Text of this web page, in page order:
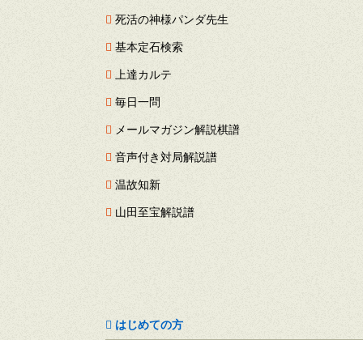
死活の神様パンダ先生
基本定石検索
上達カルテ
毎日一問
メールマガジン解説棋譜
音声付き対局解説譜
温故知新
山田至宝解説譜
はじめての方